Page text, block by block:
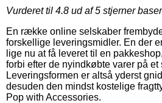
Vurderet til 4.8 ud af 5 stjerner
En række online selskaber
forskellige leveringsmidler. En der
lige nu at få leveret til en
forbi efter de nyindkøbte varer på et
Leveringsformen er altså yderst
desuden den mindst kostelige
Pop with Accessories.